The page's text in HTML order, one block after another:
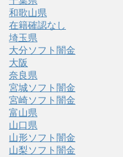
和歌山県
在籍確認なし
埼玉県
大分ソフト闇金
大阪
奈良県
宮城ソフト闇金
宮崎ソフト闇金
富山県
山口県
山形ソフト闇金
山梨ソフト闇金